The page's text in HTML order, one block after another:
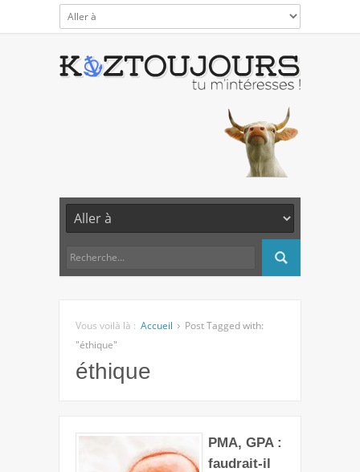
Vous voilà là : Accueil
Post Tagged with:
"éthique"
éthique
PMA, GPA :
faudrait-il